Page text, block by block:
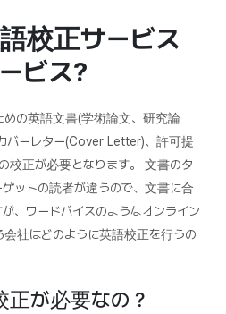
校正サービス
ビス?
めの英語文書(学術論文、研究論
バーレター(Cover Letter)、許可提
校正が必要となります。 文書のタ
ットの読者が違うので、文書に合
、ワードバイスのようなオンライン
社はどのように英語校正を行うの
が必要なの？